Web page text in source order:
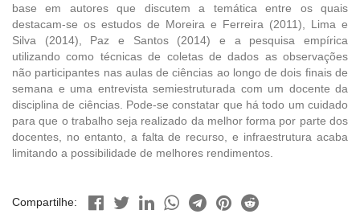
base em autores que discutem a temática entre os quais
destacam-se os estudos de Moreira e Ferreira (2011), Lima e
Silva (2014), Paz e Santos (2014) e a pesquisa empírica
utilizando como técnicas de coletas de dados as observações
não participantes nas aulas de ciências ao longo de dois finais de
semana e uma entrevista semiestruturada com um docente da
disciplina de ciências. Pode-se constatar que há todo um cuidado
para que o trabalho seja realizado da melhor forma por parte dos
docentes, no entanto, a falta de recurso, e infraestrutura acaba
limitando a possibilidade de melhores rendimentos.
Compartilhe: